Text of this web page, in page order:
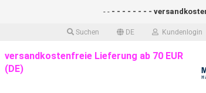
Suchen DE Kundenlogin
- - - - - - - -
versandkostenfreie Lieferung ab 70 EUR
(DE)